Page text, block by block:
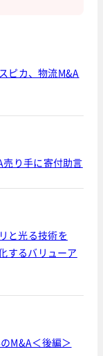
ピカ、物流M&A
り手に寄付助言
と光る技術を
するバリューア
M&A＜後編＞